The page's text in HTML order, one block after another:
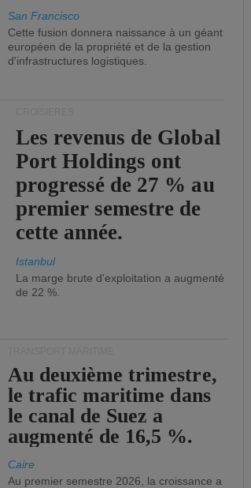
San Francisco
Cette fusion donnera naissance à un géant
européen de la propriété et de la gestion
d'infrastructures logistiques.
Les revenus de Global
Port Holdings ont
progressé de 27 % au
premier semestre de
cette année.
Istanbul
La marge brute d'exploitation a augmenté
de 22 %.
Au deuxième trimestre,
le trafic maritime dans
le canal de Suez a
augmenté de 16,5 %.
Caire
Au premier semestre 2026, la croissance a